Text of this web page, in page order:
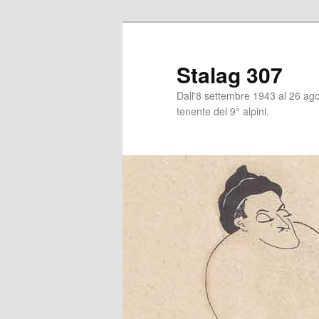
Stalag 307
Dall'8 settembre 1943 al 26
tenente del 9° alpini.